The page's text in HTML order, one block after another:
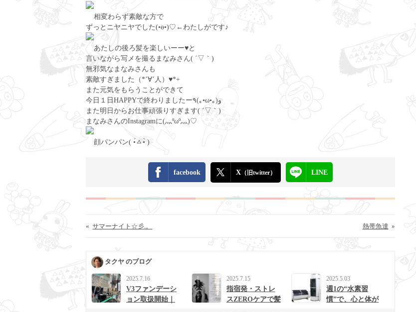
相変わらず素敵な方で
ずっとニヤニヤでした(•ө•)♡←わたしがです♪
あたしの後ろ髪を楽しいーー♥と
言いながら写メを撮るまなみさん( ´▽｀)
無邪気なまなみさんも
素敵すぎました（*’∀’人）♥*+
また元気をもらうことができて
今日１日HAPPYで終わりましたー٩(｡•ω•｡) و
また明日からお仕事頑張りすぎます( ´▽｀)
まなみさんのInstagramに(灬ºωº灬)♡
顔パンパン( •́ㅿ•̀ )
facebook X （旧twitter） LINE
« サマーナイト☆彡.。 »
熱帯魚達
タクヤ のブログ
2025.7.16
V3ファンデーシ
ョン取扱開始｜
2025.7.15
指宿発・ストレ
スZEROケアで髪
2025.5.03
週1の“水素習
慣”で、心と体が